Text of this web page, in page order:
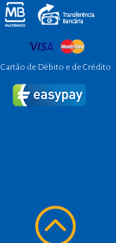
Cartão de Débito e de Crédito